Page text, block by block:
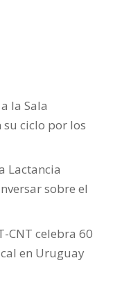
la Sala
ciclo por los
Lactancia
sobre el
CNT celebra 60
en Uruguay